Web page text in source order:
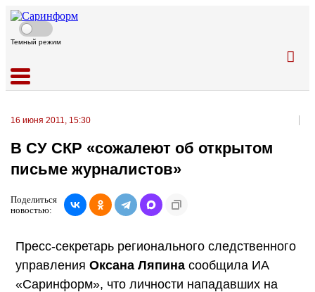
Темный режим
16 июня 2011, 15:30
В СУ СКР «сожалеют об открытом
письме журналистов»
Поделиться
новостью:
Пресс-секретарь регионального следственного
управления Оксана Ляпина сообщила ИА
«Саринформ», что личности нападавших на